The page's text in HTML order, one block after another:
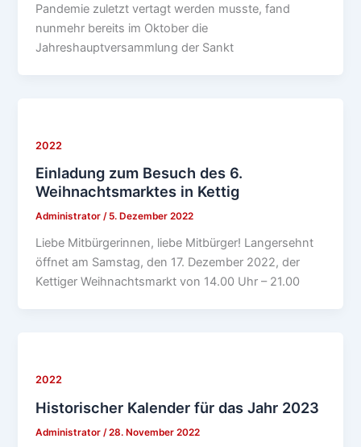
Pandemie zuletzt vertagt werden musste, fand
nunmehr bereits im Oktober die
Jahreshauptversammlung der Sankt
2022
Einladung zum Besuch des 6.
Weihnachtsmarktes in Kettig
Administrator/ 5. Dezember 2022
Liebe Mitbürgerinnen, liebe Mitbürger! Langersehnt
öffnet am Samstag, den 17. Dezember 2022, der
Kettiger Weihnachtsmarkt von 14.00 Uhr – 21.00
2022
Historischer Kalender für das Jahr 2023
Administrator /28. November 2022